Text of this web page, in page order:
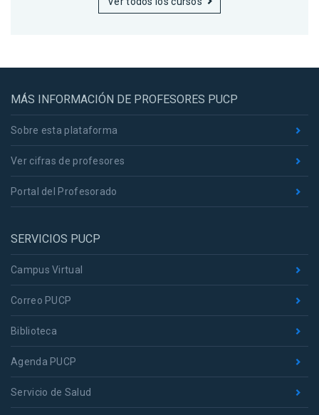
MÁS INFORMACIÓN DE PROFESORES PUCP
Sobre esta plataforma
Ver cifras de profesores
Portal del Profesorado
SERVICIOS PUCP
Campus Virtual
Correo PUCP
Biblioteca
Agenda PUCP
Servicio de Salud